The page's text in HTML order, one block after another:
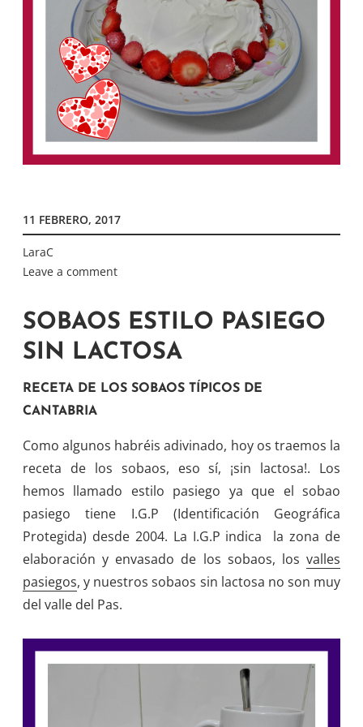
11 FEBRERO, 2017
LaraC
Leave a comment
SOBAOS ESTILO PASIEGO
SIN LACTOSA
RECETA DE LOS SOBAOS TÍPICOS DE
CANTABRIA
Como algunos habréis adivinado, hoy os traemos la
receta de los sobaos, eso sí, ¡sin lactosa!. Los
hemos llamado estilo pasiego ya que el sobao
pasiego tiene I.G.P (Identificación Geográfica
Protegida) desde 2004. La I.G.P indica la zona de
elaboración y envasado de los sobaos, los valles
pasiegos, y nuestros sobaos sin lactosa no son muy
del valle del Pas.